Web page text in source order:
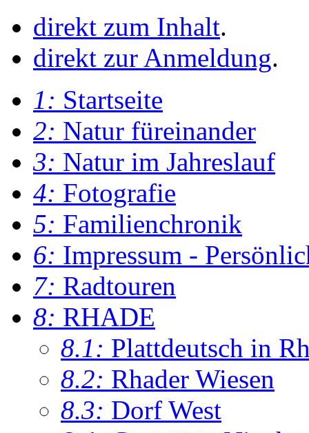
direkt zum Inhalt.
direkt zur Anmeldung.
1: Startseite
2: Natur füreinander
3: Natur im Jahreslauf
4: Fotografie
5: Familienchronik
6: Impressum -
7: Radtouren
8: RHADE
8.1: Plattdeutsch in
8.2: Rhader Wiesen
8.3: Dorf West